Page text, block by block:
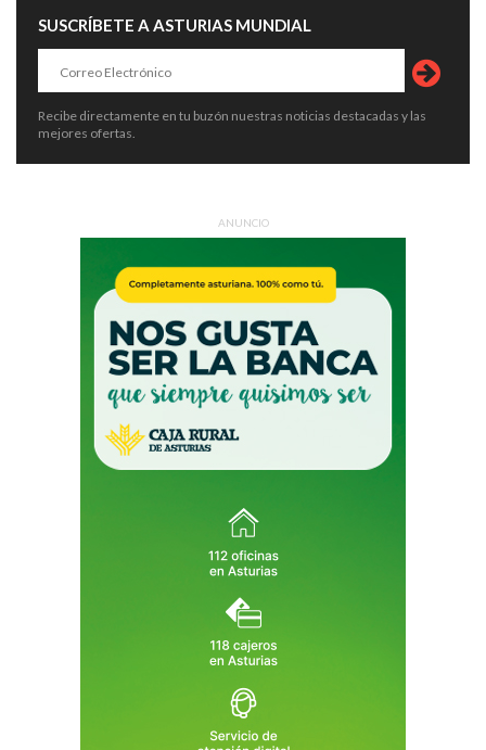
SUSCRÍBETE A ASTURIAS MUNDIAL
Recibe directamente en tu buzón nuestras noticias destacadas y las
mejores ofertas.
ANUNCIO